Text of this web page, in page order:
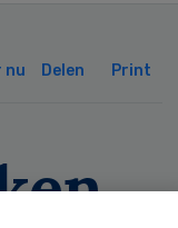
nu Delen Print